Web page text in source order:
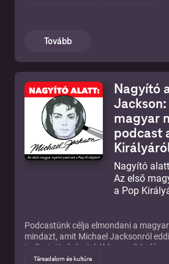
Tovább
Nagyító
Jackson:
magyar
podcast
Nagyító
Az első
a Pop
Podcastünk célja elmondani a
mindazt, amit Michael Jacksonról
tudhatott, de leginkább nagyító alá
vádakat.
Társadalom és kultúra